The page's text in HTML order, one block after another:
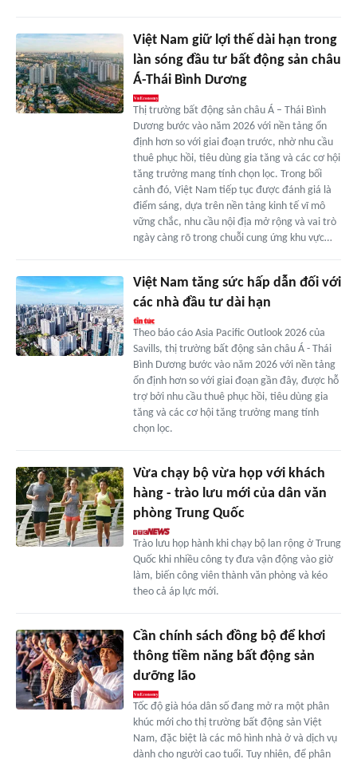
Việt Nam giữ lợi thế dài hạn trong
làn sóng đầu tư bất động sản châu
Á-Thái Bình Dương
Thị trường bất động sản châu Á – Thái Bình
Dương bước vào năm 2026 với nền tảng ổn
định hơn so với giai đoạn trước, nhờ nhu cầu
thuê phục hồi, tiêu dùng gia tăng và các cơ hội
tăng trưởng mang tính chọn lọc. Trong bối
cảnh đó, Việt Nam tiếp tục được đánh giá là
điểm sáng, dựa trên nền tảng kinh tế vĩ mô
vững chắc, nhu cầu nội địa mở rộng và vai trò
ngày càng rõ trong chuỗi cung ứng khu vực…
Việt Nam tăng sức hấp dẫn đối với
các nhà đầu tư dài hạn
Theo báo cáo Asia Pacific Outlook 2026 của
Savills, thị trường bất động sản châu Á - Thái
Bình Dương bước vào năm 2026 với nền tảng
ổn định hơn so với giai đoạn gần đây, được hỗ
trợ bởi nhu cầu thuê phục hồi, tiêu dùng gia
tăng và các cơ hội tăng trưởng mang tính
chọn lọc.
Vừa chạy bộ vừa họp với khách
hàng - trào lưu mới của dân văn
phòng Trung Quốc
Trào lưu họp hành khi chạy bộ lan rộng ở Trung
Quốc khi nhiều công ty đưa vận động vào giờ
làm, biến công viên thành văn phòng và kéo
theo cả áp lực mới.
Cần chính sách đồng bộ để khơi
thông tiềm năng bất động sản
dưỡng lão
Tốc độ già hóa dân số đang mở ra một phân
khúc mới cho thị trường bất động sản Việt
Nam, đặc biệt là các mô hình nhà ở và dịch vụ
dành cho người cao tuổi. Tuy nhiên, để phân